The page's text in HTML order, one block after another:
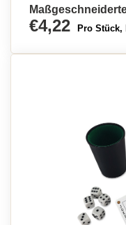
€4,22 Pro Stück,